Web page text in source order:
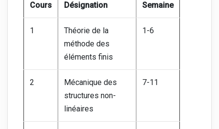
Cours Désignation Semaine
1
Théorie de la
méthode des
éléments finis
1-6
2
Mécanique des
structures non-
linéaires
7-11